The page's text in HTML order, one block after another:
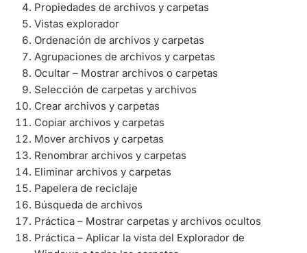
Propiedades de archivos y carpetas
Vistas explorador
Ordenación de archivos y carpetas
Agrupaciones de archivos y carpetas
Ocultar – Mostrar archivos o carpetas
Selección de carpetas y archivos
Crear archivos y carpetas
Copiar archivos y carpetas
Mover archivos y carpetas
Renombrar archivos y carpetas
Eliminar archivos y carpetas
Papelera de reciclaje
Búsqueda de archivos
Práctica – Mostrar carpetas y archivos ocultos
Práctica – Aplicar la vista del Explorador de